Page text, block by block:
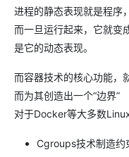
进程的静态表现就是程序
而一旦运行起来，它就变
是它的动态表现。
而容器技术的核心功能，
而为其创造出一个“边界”
对于Docker等大多数
Cgroups技术制造约